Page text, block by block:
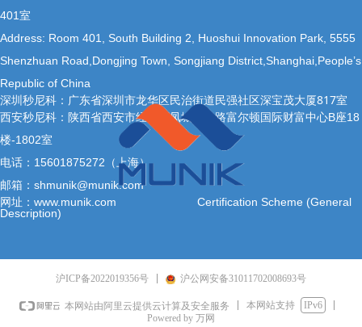
401室
Address: Room 401, South Building 2, Huoshui Innovation Park, 5555
Shenzhuan Road,Dongjing Town, Songjiang District,Shanghai,People’s
Republic of China
深圳秒尼科：广东省深圳市龙华区民治街道民强社区深宝茂大厦817室
西安秒尼科：陕西省西安市经开区凤城十二路富尔顿国际财富中心B座18
楼-1802室
电话：15601875272（上海）
邮箱：shmunik@munik.com
网址：www.munik.com Certification Scheme (General
Description)
沪ICP备2022019356号 沪公网安备31011702008693号
本网站由阿里云提供云计算及安全服务 本网站支持
IPv6
Powered by 万网